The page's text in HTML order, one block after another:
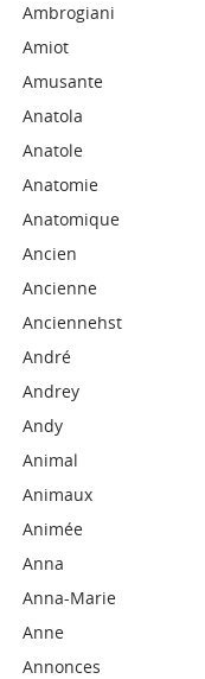
Ambrogiani
Amiot
Amusante
Anatola
Anatole
Anatomie
Anatomique
Ancien
Ancienne
Anciennehst
André
Andrey
Andy
Animal
Animaux
Animée
Anna
Anna-Marie
Anne
Annonces